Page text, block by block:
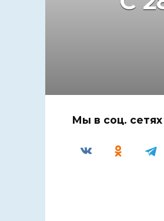
Мы в соц. сетях